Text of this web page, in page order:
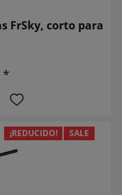
FrSky, corto para
*
¡REDUCIDO! SALE